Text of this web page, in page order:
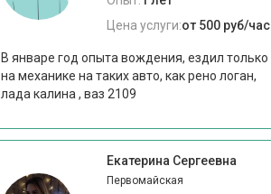
Цена услуги:от 500 руб/час
В январе год опыта вождения, ездил только
на механике на таких авто, как рено логан,
лада калина , ваз 2109
Екатерина Сергеевна
Первомайская